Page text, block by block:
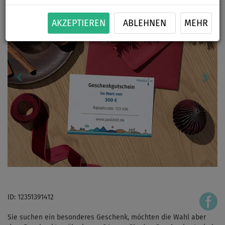
AKZEPTIEREN ABLEHNEN MEHR
ID: 12351391412
Sie suchen ein besonderes Geschenk, möchten die Wahl aber